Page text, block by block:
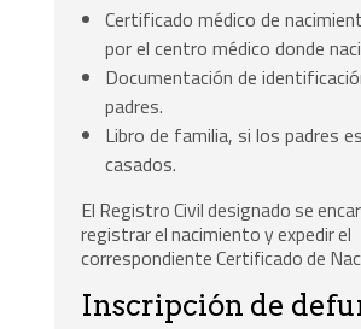
Certificado médico de
por el centro médico donde
Documentación de
padres.
Libro de familia, si los padres
casados.
El Registro Civil designado se
registrar el nacimiento y expedir el
correspondiente Certificado de
Inscripción de